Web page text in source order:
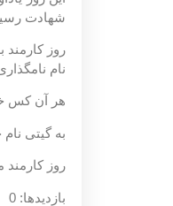
شهادت
روز کارمند
نام
هر آن کس
به گیتی
روز کارمند
بازدیدها: 0